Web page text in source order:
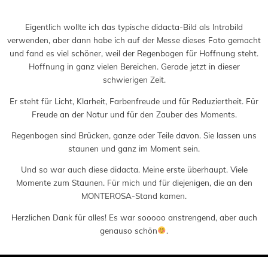
Eigentlich wollte ich das typische didacta-Bild als Introbild
verwenden, aber dann habe ich auf der Messe dieses Foto gemacht
und fand es viel schöner, weil der Regenbogen für Hoffnung steht.
Hoffnung in ganz vielen Bereichen. Gerade jetzt in dieser
schwierigen Zeit.
Er steht für Licht, Klarheit, Farbenfreude und für Reduziertheit. Für
Freude an der Natur und für den Zauber des Moments.
Regenbogen sind Brücken, ganze oder Teile davon. Sie lassen uns
staunen und ganz im Moment sein.
Und so war auch diese didacta. Meine erste überhaupt. Viele
Momente zum Staunen. Für mich und für diejenigen, die an den
MONTEROSA-Stand kamen.
Herzlichen Dank für alles! Es war sooooo anstrengend, aber auch
genauso schön
.